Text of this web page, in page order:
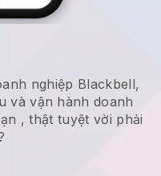
nghiệp Blackbell,
vàvận hành doanh
, thật tuyệt vời phải